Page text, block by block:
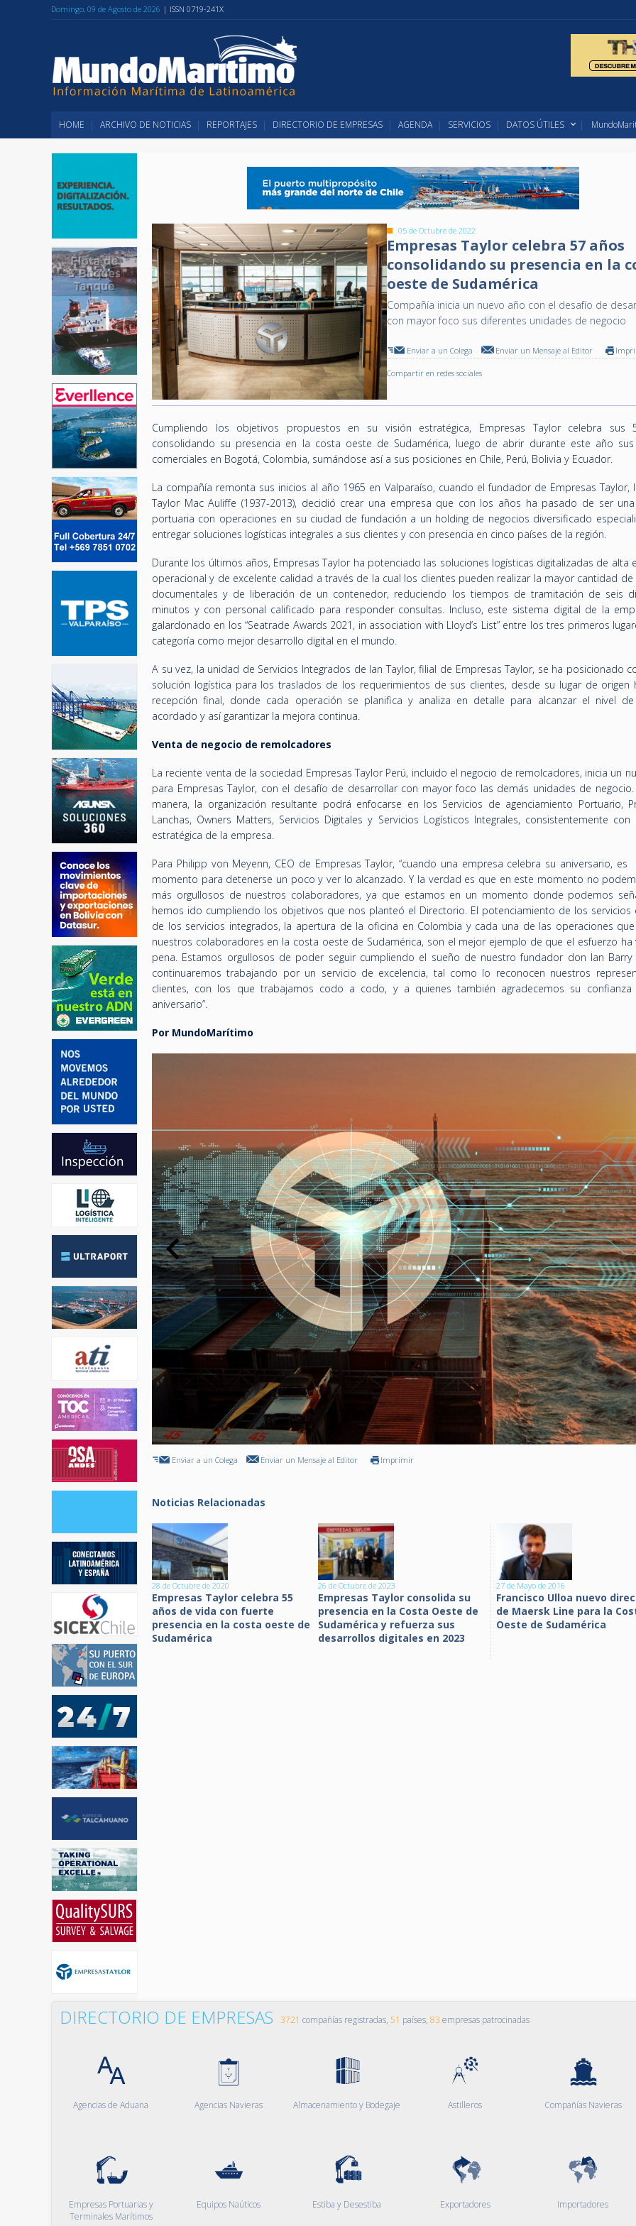
Domingo, 09 de Agosto de 2026 | ISSN 0719-241X
HOME ARCHIVO DE NOTICIAS REPORTAJES DIRECTORIO DE EMPRESAS AGENDA SERVICIOS DATOS ÚTILES
05 de Octubre de 2022
Empresas Taylor celebra 57 años
consolidando su presencia en la
oeste de Sudamérica
Compañía inicia un nuevo año con el desafío de
con mayor foco sus diferentes unidades de negocio
Enviar a un Colega Enviar un Mensaje al Editor
Compartir en redes sociales
Cumpliendo los objetivos propuestos en su visión estratégica, Empresas Taylor celebra sus
consolidando su presencia en la costa oeste de Sudamérica, luego de abrir durante este año sus
comerciales en Bogotá, Colombia, sumándose así a sus posiciones en Chile, Perú, Bolivia y Ecuador.
La compañía remonta sus inicios al año 1965 en Valparaíso, cuando el fundador de Empresas Taylor,
Taylor Mac Auliffe (1937-2013), decidió crear una empresa que con los años ha pasado de ser una
portuaria con operaciones en su ciudad de fundación a un holding de negocios diversificado
entregar soluciones logísticas integrales a sus clientes y con presencia en cinco países de la región.
Durante los últimos años, Empresas Taylor ha potenciado las soluciones logísticas digitalizadas de alta
operacional y de excelente calidad a través de la cual los clientes pueden realizar la mayor cantidad
documentales y de liberación de un contenedor, reduciendo los tiempos de tramitación de seis
minutos y con personal calificado para responder consultas. Incluso, este sistema digital de la
galardonado en los “Seatrade Awards 2021, in association with Lloyd’s List” entre los tres primeros
categoría como mejor desarrollo digital en el mundo.
A su vez, la unidad de Servicios Integrados de Ian Taylor, filial de Empresas Taylor, se ha posicionado
solución logística para los traslados de los requerimientos de sus clientes, desde su lugar de origen
recepción final, donde cada operación se planifica y analiza en detalle para alcanzar el nivel de
acordado y así garantizar la mejora continua.
Venta de negocio de remolcadores
La reciente venta de la sociedad Empresas Taylor Perú, incluido el negocio de remolcadores, inicia un
para Empresas Taylor, con el desafío de desarrollar con mayor foco las demás unidades de
manera, la organización resultante podrá enfocarse en los Servicios de agenciamiento Portuario,
Lanchas, Owners Matters, Servicios Digitales y Servicios Logísticos Integrales, consistentemente con
estratégica de la empresa.
Para Philipp von Meyenn, CEO de Empresas Taylor, “cuando una empresa celebra su aniversario, es
momento para detenerse un poco y ver lo alcanzado. Y la verdad es que en este momento no
más orgullosos de nuestros colaboradores, ya que estamos en un momento donde podemos
hemos ido cumpliendo los objetivos que nos planteó el Directorio. El potenciamiento de los servicios
de los servicios integrados, la apertura de la oficina en Colombia y cada una de las operaciones que
nuestros colaboradores en la costa oeste de Sudamérica, son el mejor ejemplo de que el esfuerzo ha
pena. Estamos orgullosos de poder seguir cumpliendo el sueño de nuestro fundador don Ian Barry
continuaremos trabajando por un servicio de excelencia, tal como lo reconocen nuestros
clientes, con los que trabajamos codo a codo, y a quienes también agradecemos su confianza
aniversario”.
Por MundoMarítimo
Enviar a un Colega Enviar un Mensaje al Editor Imprimir
Noticias Relacionadas
28 de Octubre de 2020
Empresas Taylor celebra 55
años de vida con fuerte
presencia en la costa oeste de
Sudamérica
26 de Octubre de 2023
Empresas Taylor consolida su
presencia en la Costa Oeste de
Sudamérica y refuerza sus
desarrollos digitales en 2023
27 de Mayo de 2016
Francisco Ulloa nuevo
de Maersk Line para la
Oeste de Sudamérica
DIRECTORIO DE EMPRESAS 3721 compañías registradas, 51 países, 83 empresas patrocinadas
Agencias de Aduana Agencias Navieras Almacenamiento y Bodegaje Astilleros Compañías Navieras
Empresas Portuarias y
Terminales Marítimos
Equipos Naúticos Estiba y Desestiba Exportadores Importadores